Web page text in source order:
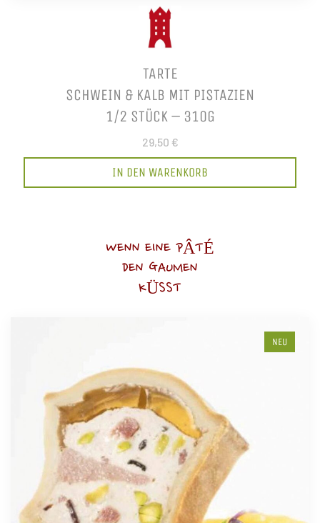
TARTE
SCHWEIN & KALB MIT PISTAZIEN
1/2 STÜCK – 310G
29,50 €
IN DEN WARENKORB
WENN EINE PÂTÉ
DEN GAUMEN
KÜSST
NEU